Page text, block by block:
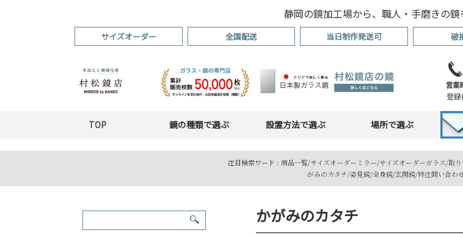
静岡の鏡加工場から、職人・手磨きの鏡
サイズオーダー 全国配送 当日制作発送可 破
登
TOP 鏡の種類で選ぶ 設置方法で選ぶ 場所で選ぶ
注目検索ワード : 商品一覧/サイズオーダーミラー/サイズオーダーガラス/取
がみのカタチ/姿見鏡/全身鏡/玄関鏡/特注問い合わ
かがみのカタチ